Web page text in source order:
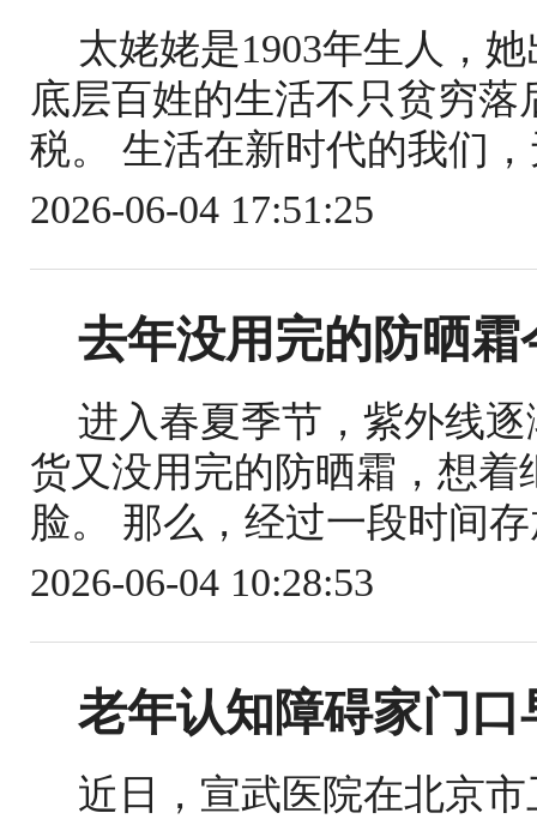
太姥姥是1903年生人，
底层百姓的生活不只贫穷
税。 生活在新时代的我们
2026-06-04 17:51:25
去年没用完的防晒
进入春夏季节，紫外线
货又没用完的防晒霜，想
脸。 那么，经过一段时间
2026-06-04 10:28:53
老年认知障碍家门口
近日，宣武医院在北京